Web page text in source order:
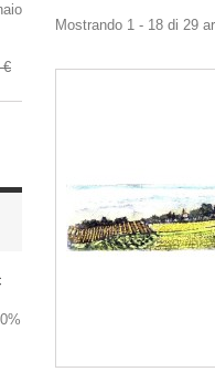
€
Mostrando 1 - 18 di 29